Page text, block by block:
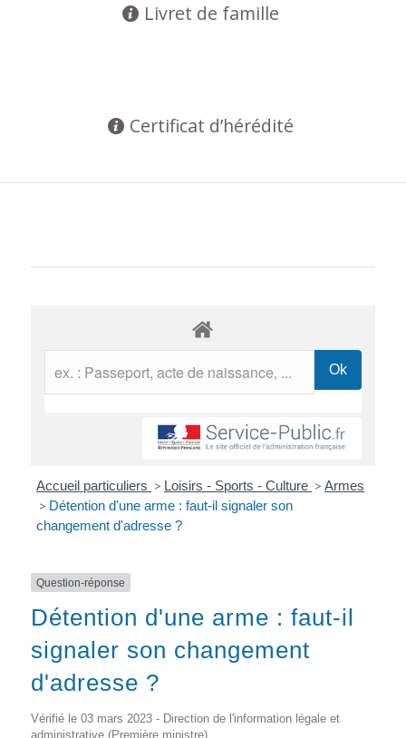
Livret de famille
Certificat d’hérédité
Accueil particuliers > Loisirs - Sports - Culture > Armes
> Détention d'une arme : faut-il signaler son
changement d'adresse ?
Question-réponse
Détention d'une arme : faut-il
signaler son changement
d'adresse ?
Vérifié le 03 mars 2023 - Direction de l'information légale et
administrative (Première ministre)